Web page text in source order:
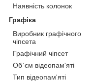
Наявність колонок
Графіка
Виробник графічного
чіпсета
Графічний чіпсет
Об`єм відеопам'яті
Тип відеопам'яті